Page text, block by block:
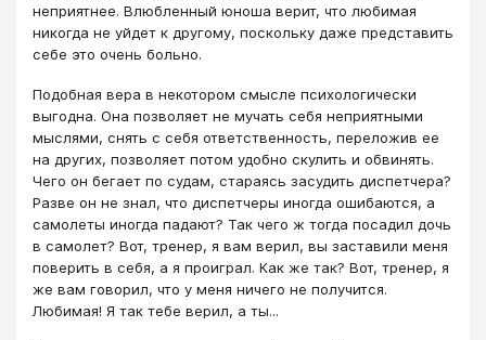
неприятнее. Влюбленный юноша верит, что любимая
никогда не уйдет к другому, поскольку даже представить
себе это очень больно.
Подобная вера в некотором смысле психологически
выгодна. Она позволяет не мучать себя неприятными
мыслями, снять с себя ответственность, переложив ее
на других, позволяет потом удобно скулить и обвинять.
Чего он бегает по судам, стараясь засудить диспетчера?
Разве он не знал, что диспетчеры иногда ошибаются, а
самолеты иногда падают? Так чего ж тогда посадил дочь
в самолет? Вот, тренер, я вам верил, вы заставили меня
поверить в себя, а я проиграл. Как же так? Вот, тренер, я
же вам говорил, что у меня ничего не получится.
Любимая! Я так тебе верил, а ты...